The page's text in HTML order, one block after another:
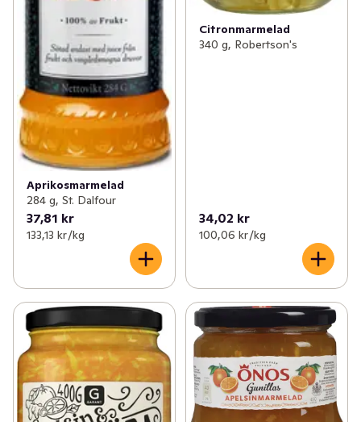
Aprikosmarmelad
284 g, St. Dalfour
37,81 kr
133,13 kr /kg
Citronmarmelad
340 g, Robertson's
34,02 kr
100,06 kr /kg